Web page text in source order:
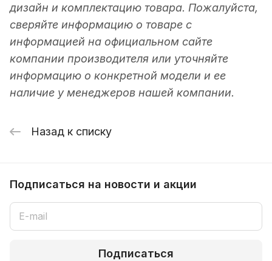
дизайн и комплектацию товара. Пожалуйста,
сверяйте информацию о товаре с
информацией на официальном сайте
компании производителя или уточняйте
информацию о конкретной модели и ее
наличие у менеджеров нашей компании.
Назад к списку
Подписаться на новости и акции
Подписаться